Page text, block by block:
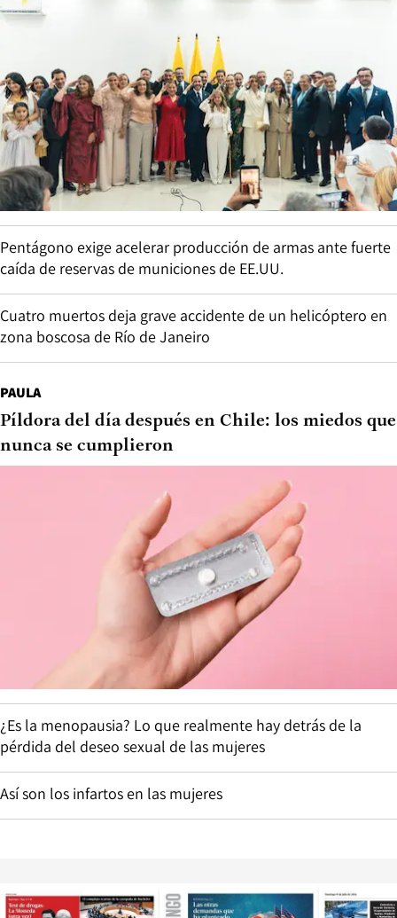
Pentágono exige acelerar producción de armas ante fuerte
caída de reservas de municiones de EE.UU.
Cuatro muertos deja grave accidente de un helicóptero en
zona boscosa de Río de Janeiro
PAULA
Píldora del día después en Chile: los miedos que
nunca se cumplieron
¿Es la menopausia? Lo que realmente hay detrás de la
pérdida del deseo sexual de las mujeres
Así son los infartos en las mujeres
Opens in new window Opens in